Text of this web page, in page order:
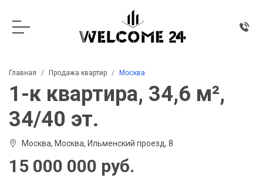
Главная Продажа квартир Москва
1-к квартира, 34,6 м²,
34/40 эт.
Москва, Москва, Ильменский проезд, 8
15 000 000 руб.